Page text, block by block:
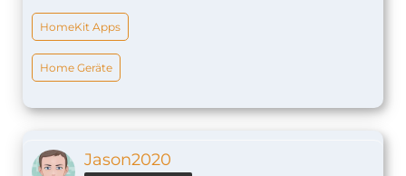
HomeKit Apps
Home Geräte
Jason2020